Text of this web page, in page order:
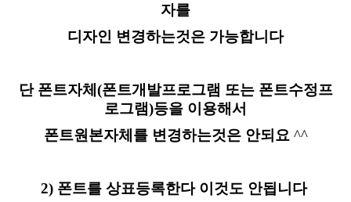
자를
디자인 변경하는것은 가능합니다
단 폰트자체(폰트개발프로그램 또는 폰트수정프
로그램)등을 이용해서
폰트원본자체를 변경하는것은 안되요 ^^
2) 폰트를 상표등록한다 이것도 안됩니다